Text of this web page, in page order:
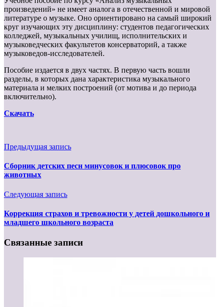
произведений» не имеет аналога в отечественной и мировой
литературе о музыке. Оно ориентировано на самый широкий
круг изучающих эту дисциплину: студентов педагогических
колледжей, музыкальных училищ, исполнительских и
музыковедческих факультетов консерваторий, а также
музыковедов-исследователей.
Пособие издается в двух частях. В первую часть вошли
разделы, в которых дана характеристика музыкального
материала и мелких построений (от мотива и до периода
включительно).
Cкачать
Предыдущая запись
Сборник детских песн минусовок и плюсовок про
животных
Следующая запись
Коррекция страхов и тревожности у детей дошкольного и
младшего школьного возраста
Связанные записи